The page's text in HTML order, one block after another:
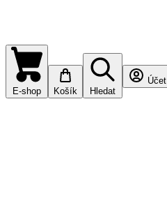
E-shop Košík Hledat
Účet